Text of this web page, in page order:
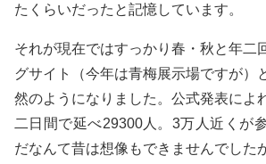
たくらいだったと記憶しています。
それが現在ではすっかり春・秋と年二
グサイト（今年は青梅展示場ですが）
然のようになりました。公式発表によ
二日間で延べ29300人。3万人近くが
だなんて昔は想像もできませんでし